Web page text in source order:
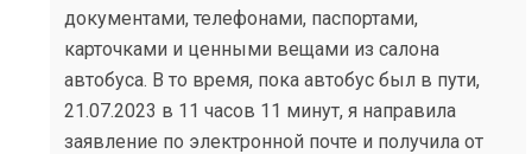
документами, телефонами, паспортами,
карточками и ценными вещами из салона
автобуса. В то время, пока автобус был в пути,
21.07.2023 в 11 часов 11 минут, я направила
заявление по электронной почте и получила от